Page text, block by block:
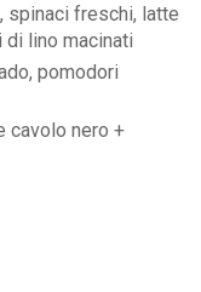
spinaci freschi, latte
di lino macinati
pomodori
cavolo nero +